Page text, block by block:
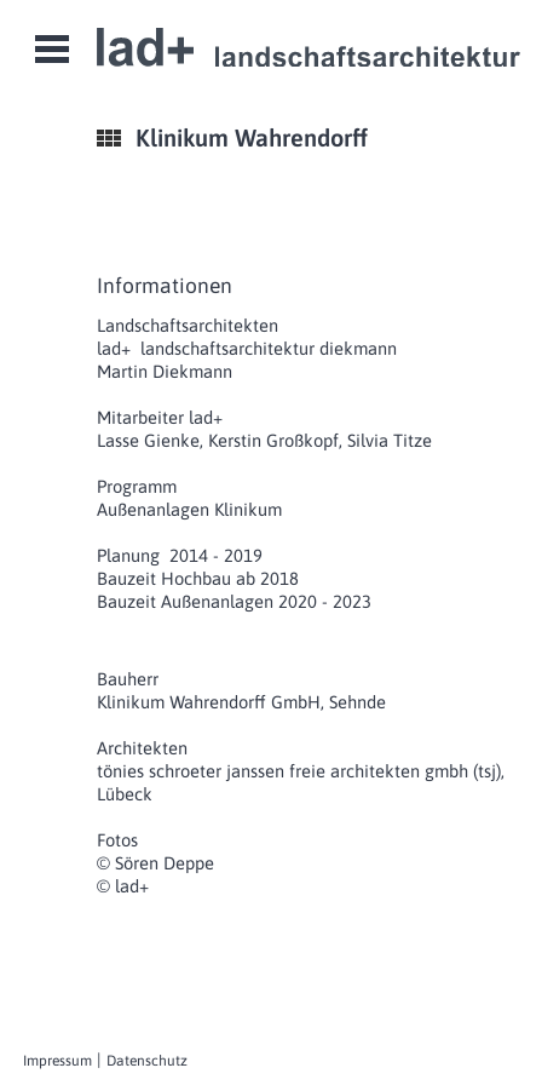
Open
Menu
Klinikum Wahrendorff
Informationen
Landschaftsarchitekten
lad+ landschaftsarchitektur diekmann
Martin Diekmann
Mitarbeiter lad+
Lasse Gienke, Kerstin Großkopf, Silvia Titze
Programm
Außenanlagen Klinikum
Planung 2014 - 2019
Bauzeit Hochbau ab 2018
Bauzeit Außenanlagen 2020 - 2023
Bauherr
Klinikum Wahrendorff GmbH, Sehnde
Architekten
tönies schroeter janssen freie architekten gmbh (tsj),
Lübeck
Fotos
© Sören Deppe
© lad+
Impressum Datenschutz